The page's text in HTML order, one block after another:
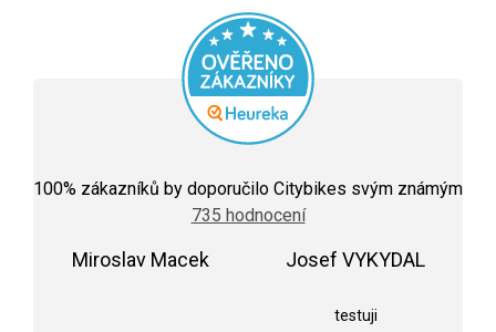
hodnocení
obchodu
je
100% zákazníků by doporučilo Citybikes svým známým
735 hodnocení
Miroslav Macek Josef VYKYDAL
testuji